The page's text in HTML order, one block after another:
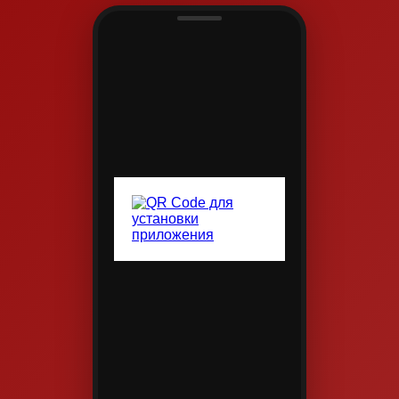
самообороны врача — один из самых востребованных и
StatusPraesens ответственный секретарь комиссии по
правовым аспектам медицинской деятельности
Ассоциации МАРС Иванов Александр Васильевич.